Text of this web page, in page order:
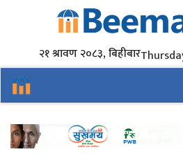
२१ श्रावण २०८३, बिहीबार